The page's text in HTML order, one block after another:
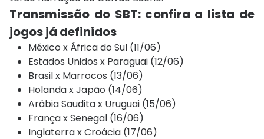
Transmissão do SBT: confira a lista de
jogos já definidos
México x África do Sul (11/06)
Estados Unidos x Paraguai (12/06)
Brasil x Marrocos (13/06)
Holanda x Japão (14/06)
Arábia Saudita x Uruguai (15/06)
França x Senegal (16/06)
Inglaterra x Croácia (17/06)